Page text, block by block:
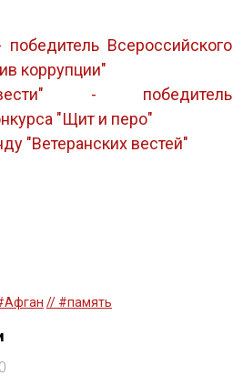
Всероссийского
коррупции"
- победитель
"Щит и перо"
"Ветеранских вестей"
// #память